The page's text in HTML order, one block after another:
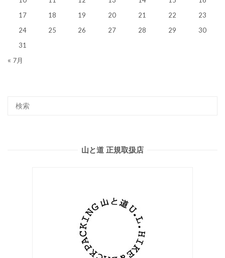
17
18 19 20 21 22
23
24
25 26 27 28 29
30
31
« 7月
山と道 正規取扱店